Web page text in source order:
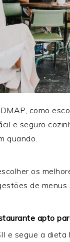
como
e seguro
quando.
os
de menus
apto
e segue a